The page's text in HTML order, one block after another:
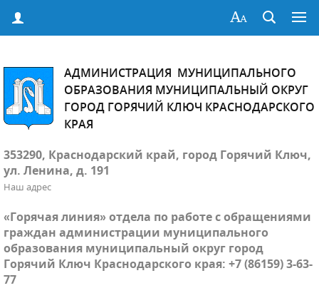
АДМИНИСТРАЦИЯ МУНИЦИПАЛЬНОГО
ОБРАЗОВАНИЯ МУНИЦИПАЛЬНЫЙ ОКРУГ
ГОРОД ГОРЯЧИЙ КЛЮЧ КРАСНОДАРСКОГО
КРАЯ
353290, Краснодарский край, город Горячий Ключ,
ул. Ленина, д. 191
Наш адрес
«Горячая линия» отдела по работе с обращениями
граждан администрации муниципального
образования муниципальный округ город
Горячий Ключ Краснодарского края: +7 (86159) 3-63-
77